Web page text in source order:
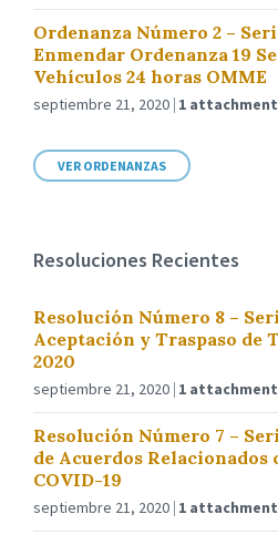
Ordenanza Número 2 –
Enmendar Ordenanza 19
Vehículos 24 horas OMME
septiembre 21, 2020 1 attachment
VER ORDENANZAS
Resoluciones Recientes
Resolución Número 8 –
Aceptación y Traspaso de
2020
septiembre 21, 2020 1 attachment
Resolución Número 7 –
de Acuerdos Relacionados
COVID-19
septiembre 21, 2020 1 attachment